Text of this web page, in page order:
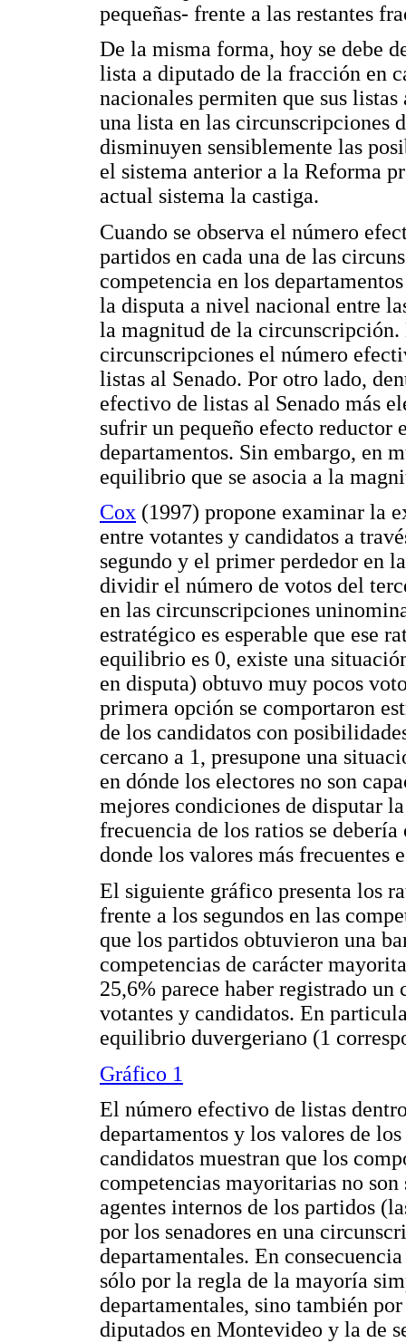
pequeñas- frente a las restantes
De la misma forma, hoy se debe
lista a diputado de la fracción en
nacionales permiten que sus listas
una lista en las circunscripciones
disminuyen sensiblemente las
el sistema anterior a la Reforma
actual sistema la castiga.
Cuando se observa el número
partidos en cada una de las
competencia en los
la disputa a nivel nacional entre
la magnitud de la circunscripción.
circunscripciones el número
listas al Senado. Por otro lado,
efectivo de listas al Senado más
sufrir un pequeño efecto reductor
departamentos. Sin embargo, en
equilibrio que se asocia a la
Cox (1997) propone examinar la
entre votantes y candidatos a
segundo y el primer perdedor en
dividir el número de votos del
en las circunscripciones
estratégico es esperable que ese
equilibrio es 0, existe una
en disputa) obtuvo muy pocos
primera opción se comportaron
de los candidatos con
cercano a 1, presupone una
en dónde los electores no son
mejores condiciones de disputar
frecuencia de los ratios se
donde los valores más frecuentes
El siguiente gráfico presenta los
frente a los segundos en las
que los partidos obtuvieron una
competencias de carácter
25,6% parece haber registrado
votantes y candidatos. En
equilibrio duvergeriano (1
Gráfico 1
El número efectivo de listas
departamentos y los valores de
candidatos muestran que los
competencias mayoritarias no
agentes internos de los partidos
por los senadores en una
departamentales. En
sólo por la regla de la mayoría
departamentales, sino también
diputados en Montevideo y la de